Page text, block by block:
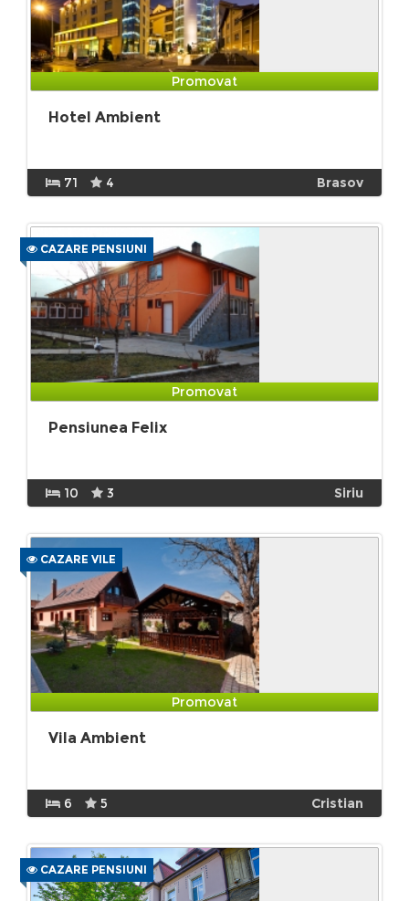
Promovat
Hotel Ambient
71 4 Brasov
CAZARE PENSIUNI
Promovat
Pensiunea Felix
10 3 Siriu
CAZARE VILE
Promovat
Vila Ambient
6 5 Cristian
CAZARE PENSIUNI